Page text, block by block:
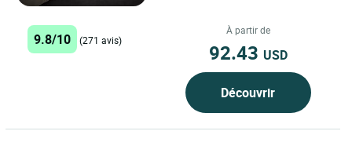
Pée-sur-Nivelle bénéficie...
9.8/10 (271 avis)
À partir de
92.43 USD
Découvrir